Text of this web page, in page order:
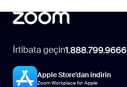
İrtibata geçin1.888.799.9666
Apple Store'dan indirin
Zoom Workplace for Apple